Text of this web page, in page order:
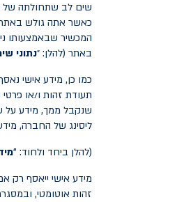
שים לב שתחולתה של
כאשר אתה גולש באתר
המכשיר שבאמצעותו
באתר (להלן: ״נתוני
כמו כן, מידע אישי
תעודת זהות ו/או פרטי
שנקבל ממך, מידע על
ליסינג של החברה,
(להלן ביחד ולחוד: "
מידע אישי ייאסף רק
זהות אוטומטי,